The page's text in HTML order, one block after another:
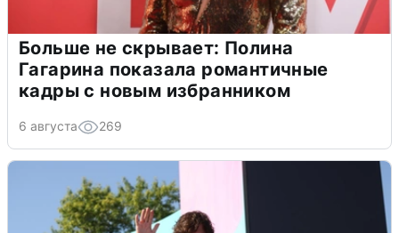
Больше не скрывает: Полина
Гагарина показала романтичные
кадры с новым избранником
6 августа 269